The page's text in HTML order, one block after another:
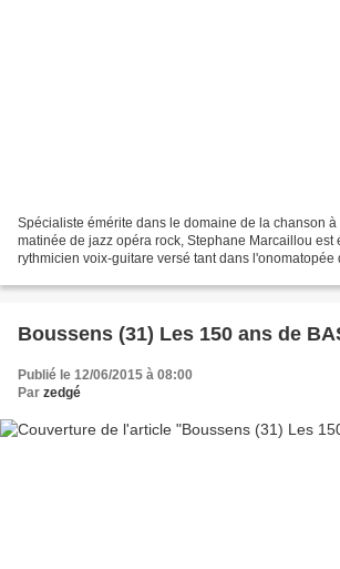
Spécialiste émérite dans le domaine de la chanson à
matinée de jazz opéra rock, Stephane Marcaillou est
rythmicien voix-guitare versé tant dans l'onomatopée
Boussens (31) Les 150 ans de
Publié le 12/06/2015 à 08:00
Par zedgé